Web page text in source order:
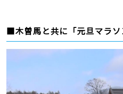
■木曽馬と共に「元旦マラソ